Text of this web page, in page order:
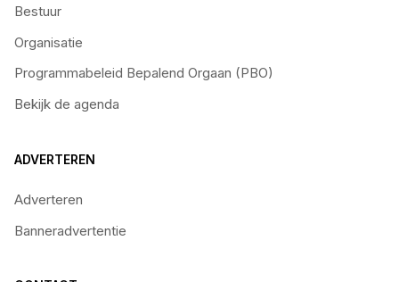
Bestuur
Organisatie
Programmabeleid Bepalend Orgaan (PBO)
Bekijk de agenda
ADVERTEREN
Adverteren
Banneradvertentie